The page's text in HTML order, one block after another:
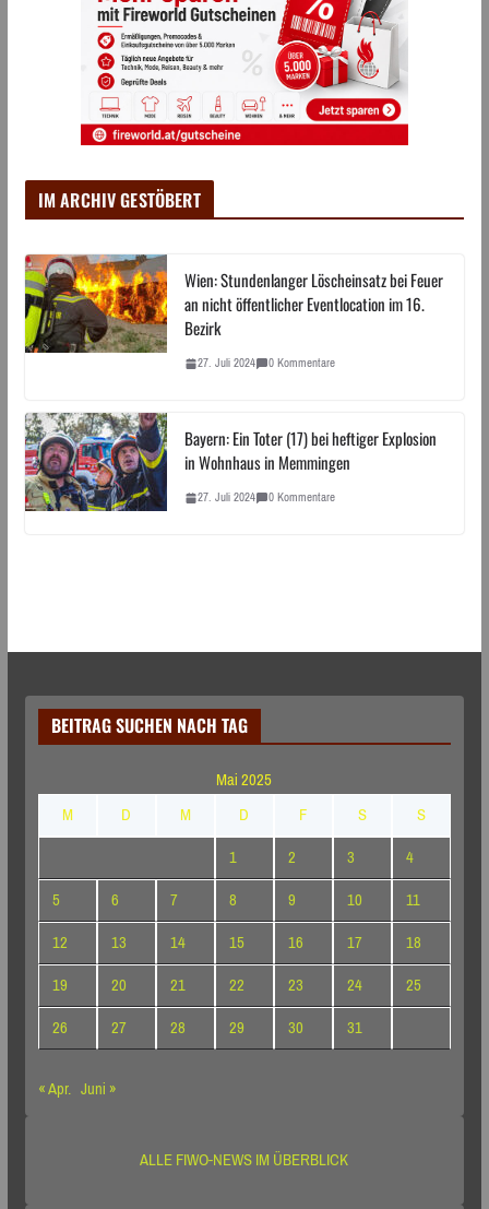
IM ARCHIV GESTÖBERT
Wien: Stundenlanger Löscheinsatz bei Feuer
an nicht öffentlicher Eventlocation im 16.
Bezirk
27. Juli 2024 0 Kommentare
Bayern: Ein Toter (17) bei heftiger Explosion
in Wohnhaus in Memmingen
27. Juli 2024 0 Kommentare
BEITRAG SUCHEN NACH TAG
Mai 2025
M
D M D F S
S
1
2 3
4
5
6 7 8 9 10
11
12
13 14 15 16 17
18
19
20 21 22 23 24
25
26
27 28 29 30
31
« Apr. Juni »
ALLE FIWO-NEWS IM ÜBERBLICK